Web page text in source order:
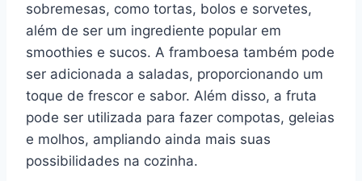
sobremesas, como tortas, bolos e sorvetes,
além de ser um ingrediente popular em
smoothies e sucos. A framboesa também pode
ser adicionada a saladas, proporcionando um
toque de frescor e sabor. Além disso, a fruta
pode ser utilizada para fazer compotas, geleias
e molhos, ampliando ainda mais suas
possibilidades na cozinha.